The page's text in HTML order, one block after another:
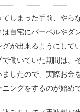
しまった手前、やら
自宅にバーベルやダ
が出来るようにして
働いていた期間は、
したので、実際お金
ングをするのが始め